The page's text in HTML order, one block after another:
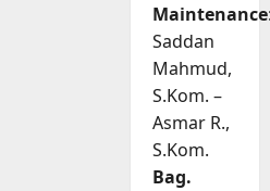
Maintenance
Saddan
Mahmud,
S.Kom. –
Asmar R.,
S.Kom.
Bag.